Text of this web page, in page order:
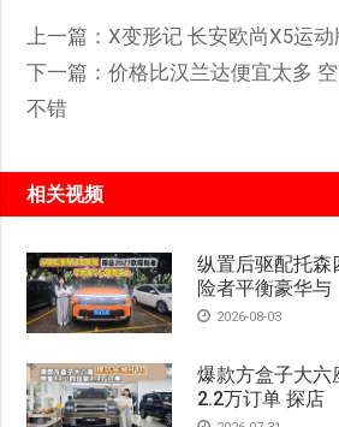
上一篇：X变形记 长安欧尚X5运
下一篇：价格比汉兰达便宜太多
不错
相关视频
纵置后驱配托森
险者平衡豪华与
2026-08-03
爆款方盒子大六
2.2万订单 探店